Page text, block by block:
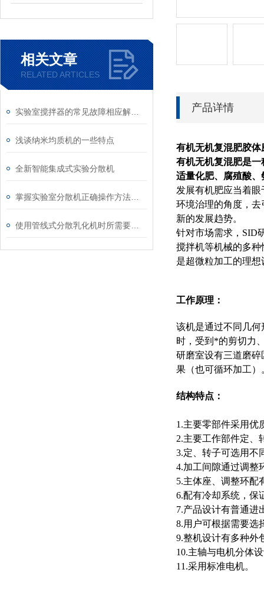
相关文章
RELATED ARTICLES
浅谈纳米均质机的一些特点
全新智能集成式实验分散机
产品详情
有机无机复混肥胶体
有机无机复混肥是
适量化肥、腐殖酸
发展有机肥应当着
环境治理的角度，
新的发展趋势。
针对市场需求，SID
搅拌机等机械的多种
是超微粒加工的理想
工作原理：
该机是通过不同几
时，受到*的剪切力
研磨室设有三道磨
果（也可循环加工）
结构特点：
1.主要零部件采用优
2.主要工作部件定、
3.定、转子可选用不
4.加工间隙通过调整
5.主体座、调整环配
6.配有冷却系统，保
7.产品设计有普通进
8.用户可根据需要选
9.整机设计有多种外
10.主轴与电机分体
11.采用标准电机。